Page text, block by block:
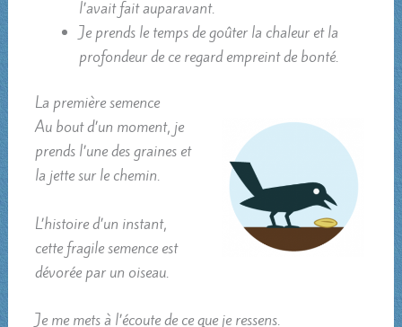
l’avait fait auparavant.
Je prends le temps de goûter la chaleur et la
profondeur de ce regard empreint de bonté.
La première semence
Au bout d’un moment, je
prends l’une des graines et
la jette sur le chemin.
L’histoire d’un instant,
cette fragile semence est
dévorée par un oiseau.
Je me mets à l’écoute de ce que je ressens.